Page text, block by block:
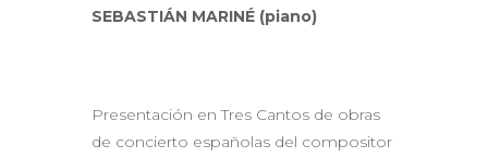
SEBASTIÁN MARINÉ (piano)
Presentación en Tres Cantos de obras
de concierto españolas del compositor